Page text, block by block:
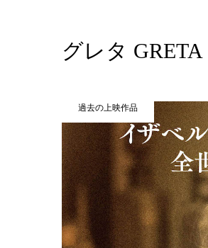
グレタ GRETA
過去の上映作品